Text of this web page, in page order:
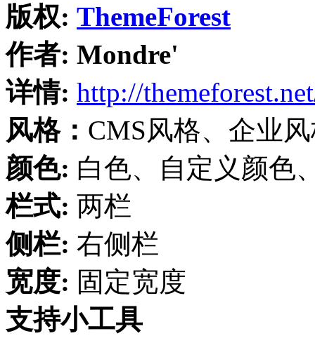
版权: ThemeForest
作者: Mondre'
详情: http://
风格： CMS风格、企业
颜色: 白色、自定义颜色
栏式: 两栏
侧栏: 右侧栏
宽度: 固定宽度
支持小工具